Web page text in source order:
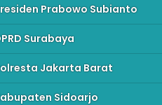
Prabowo Subianto
Surabaya
Jakarta Barat
Sidoarjo